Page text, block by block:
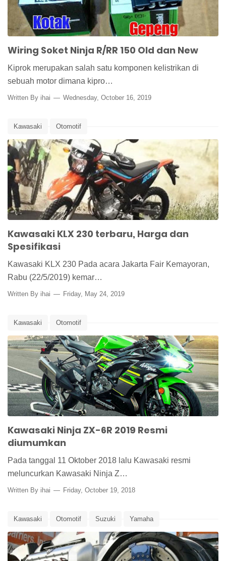
Wiring Soket Ninja R/RR 150 Old dan New
Kiprok merupakan salah satu komponen kelistrikan di
sebuah motor dimana kipro…
Written By ihai Wednesday, October 16, 2019
Kawasaki Otomotif
Kawasaki KLX 230 terbaru, Harga dan
Spesifikasi
Kawasaki KLX 230 Pada acara Jakarta Fair Kemayoran,
Rabu (22/5/2019) kemar…
Written By ihai Friday, May 24, 2019
Kawasaki Otomotif
Kawasaki Ninja ZX-6R 2019 Resmi
diumumkan
Pada tanggal 11 Oktober 2018 lalu Kawasaki resmi
meluncurkan Kawasaki Ninja Z…
Written By ihai Friday, October 19, 2018
Kawasaki Otomotif Suzuki Yamaha